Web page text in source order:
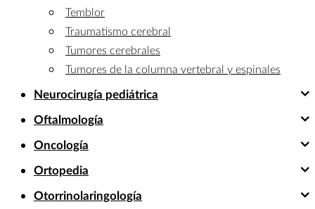
Temblor
Traumatismo cerebral
Tumores cerebrales
Tumores de la columna vertebral y espinales
Neurocirugía pediátrica
Oftalmología
Oncología
Ortopedia
Otorrinolaringología